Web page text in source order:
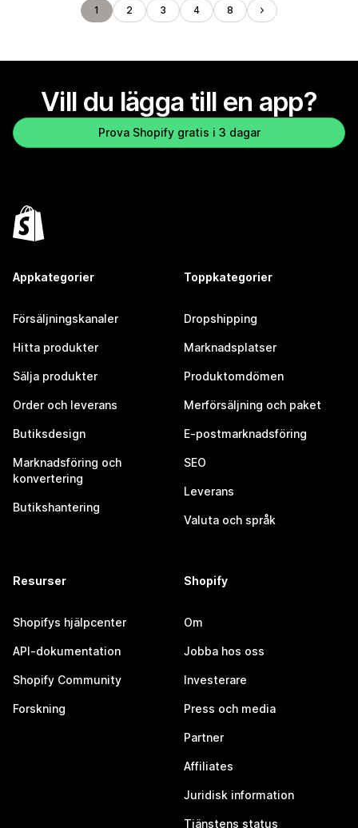
1 2 3 4 8
Vill du lägga till en app?
Prova Shopify gratis i 3 dagar
Appkategorier
Försäljningskanaler
Hitta produkter
Sälja produkter
Order och leverans
Butiksdesign
Marknadsföring och
konvertering
Butikshantering
Toppkategorier
Dropshipping
Marknadsplatser
Produktomdömen
Merförsäljning och paket
E-postmarknadsföring
SEO
Leverans
Valuta och språk
Resurser
Shopifys hjälpcenter
API-dokumentation
Shopify Community
Forskning
Shopify
Om
Jobba hos oss
Investerare
Press och media
Partner
Affiliates
Juridisk information
Tjänstens status